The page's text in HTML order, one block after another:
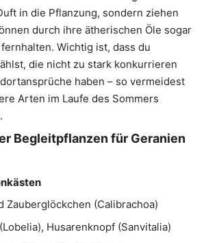
in die Pflanzung, sondern ziehen
durch ihre ätherischen Öle sogar
Wichtig ist, dass du
die nicht zu stark konkurrieren
haben – so vermeidest
Arten im Laufe des Sommers
Begleitpflanzen für Geranien
Zauberglöckchen (Calibrachoa)
Husarenknopf (Sanvitalia)